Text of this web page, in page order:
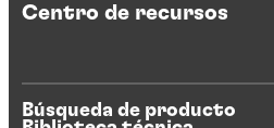
Centro de recursos
Búsqueda de producto